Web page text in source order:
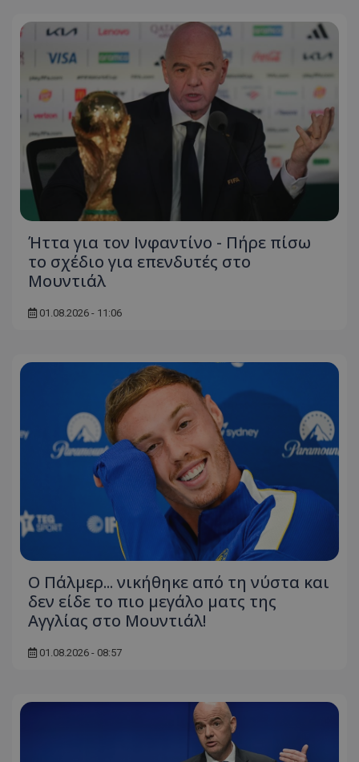
Ήττα για τον Ινφαντίνο - Πήρε πίσω
το σχέδιο για επενδυτές στο
Μουντιάλ
01.08.2026 - 11:06
Ο Πάλμερ... νικήθηκε από τη νύστα και
δεν είδε το πιο μεγάλο ματς της
Αγγλίας στο Μουντιάλ!
01.08.2026 - 08:57